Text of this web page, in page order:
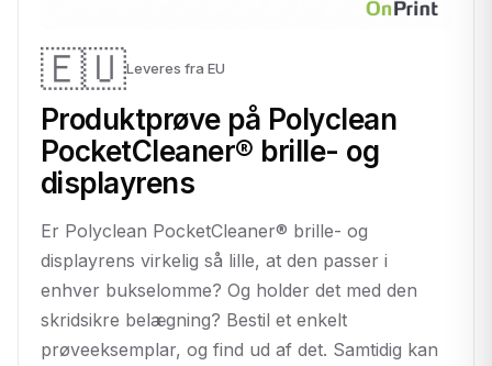
🇪🇺Leveres fra EU
Produktprøve på Polyclean
PocketCleaner® brille- og
displayrens
Er Polyclean PocketCleaner® brille- og
displayrens virkelig så lille, at den passer i
enhver bukselomme? Og holder det med den
skridsikre belægning? Bestil et enkelt
prøveeksemplar, og find ud af det. Samtidig kan